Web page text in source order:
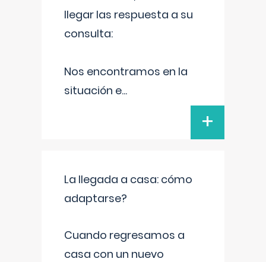
llegar las respuesta a su
consulta:
Nos encontramos en la
situación e...
+
La llegada a casa: cómo
adaptarse?
Cuando regresamos a
casa con un nuevo